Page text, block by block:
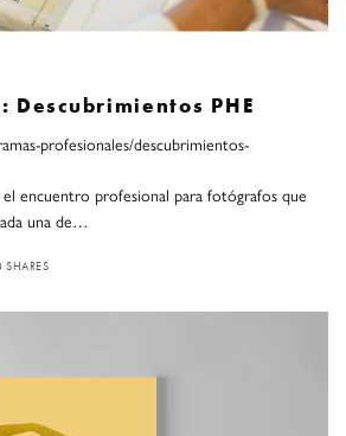
Descubrimientos PHE
profesionales/descubrimientos-
encuentro profesional para fotógrafos que
una de…
SHARES